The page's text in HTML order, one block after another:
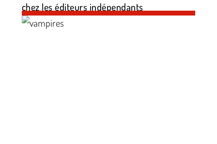
chez les éditeurs indépendants